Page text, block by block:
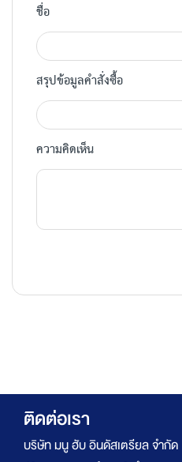
ชื่อ
สรุปข้อมูลคำสั่งซื้อ
ความคิดเห็น
ติดต่อเรา
บริษัท มนู ฮับ อินดัสเตรียล จำกัด